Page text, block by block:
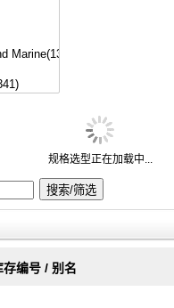
规格选型正在加载中...
编号 / 别名